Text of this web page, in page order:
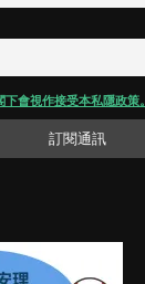
會視作接受本私隱政策。